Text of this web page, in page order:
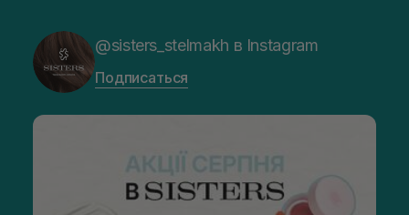
@sisters_stelmakh в Instagram
Подписаться